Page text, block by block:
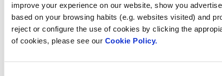
improve your experience on our website, show you
based on your browsing habits (e.g. websites visited) and
reject or configure the use of cookies by clicking the
of cookies, please see our Cookie Policy.
Trobi Fluidra
al seu país